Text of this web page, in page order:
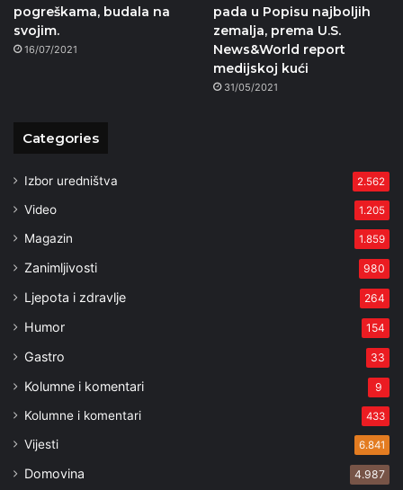
pogreškama, budala na
svojim.
16/07/2021
pada u Popisu najboljih
zemalja, prema U.S.
News&World report
medijskoj kući
31/05/2021
Categories
Izbor uredništva 2.562
Video 1.205
Magazin 1.859
Zanimljivosti 980
Ljepota i zdravlje 264
Humor 154
Gastro 33
Kolumne i komentari 9
Kolumne i komentari 433
Vijesti 6.841
Domovina 4.987